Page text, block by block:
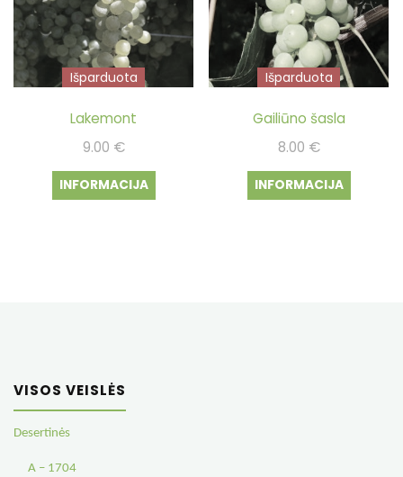
Išparduota
Lakemont
9.00 €
INFORMACIJA
Išparduota
Gailiūno šasla
8.00 €
INFORMACIJA
VISOS VEISLĖS
Desertinės
A – 1704